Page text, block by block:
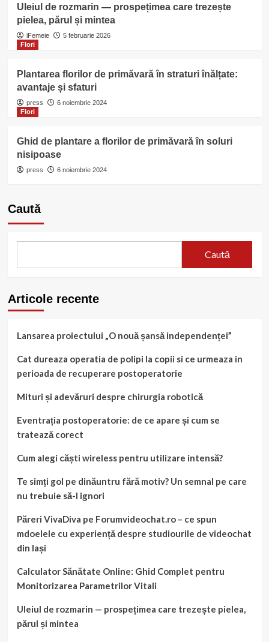
Uleiul de rozmarin — prospețimea care trezește
pielea, părul și mintea
iFemeie
5 februarie 2026
Flori
Plantarea florilor de primăvară în straturi înălțate:
avantaje și sfaturi
press
6 noiembrie 2024
Flori
Ghid de plantare a florilor de primăvară în soluri
nisipoase
press 6 noiembrie 2024
Caută
Caută
Articole recente
Lansarea proiectului „O nouă șansă independenței”
Cat dureaza operatia de polipi la copii si ce urmeaza in
perioada de recuperare postoperatorie
Mituri și adevăruri despre chirurgia robotică
Eventrația postoperatorie: de ce apare și cum se
tratează corect
Cum alegi căști wireless pentru utilizare intensă?
Te simți gol pe dinăuntru fără motiv? Un semnal pe care
nu trebuie să-l ignori
Păreri VivaDiva pe Forumvideochat.ro – ce spun
mdoelele cu experiență despre studiourile de videochat
din Iași
Calculator Sănătate Online: Ghid Complet pentru
Monitorizarea Parametrilor Vitali
Uleiul de rozmarin — prospețimea care trezește pielea,
părul și mintea